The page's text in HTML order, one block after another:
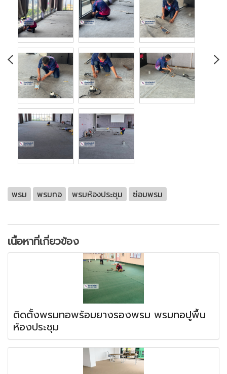
พรม พรมทอ พรมห้องประชุม ซ่อมพรม
เนื้อหาที่เกี่ยวข้อง
ติดตั้งพรมทอพร้อมยางรองพรม พรมทอปูพื้น
ห้องประชุม